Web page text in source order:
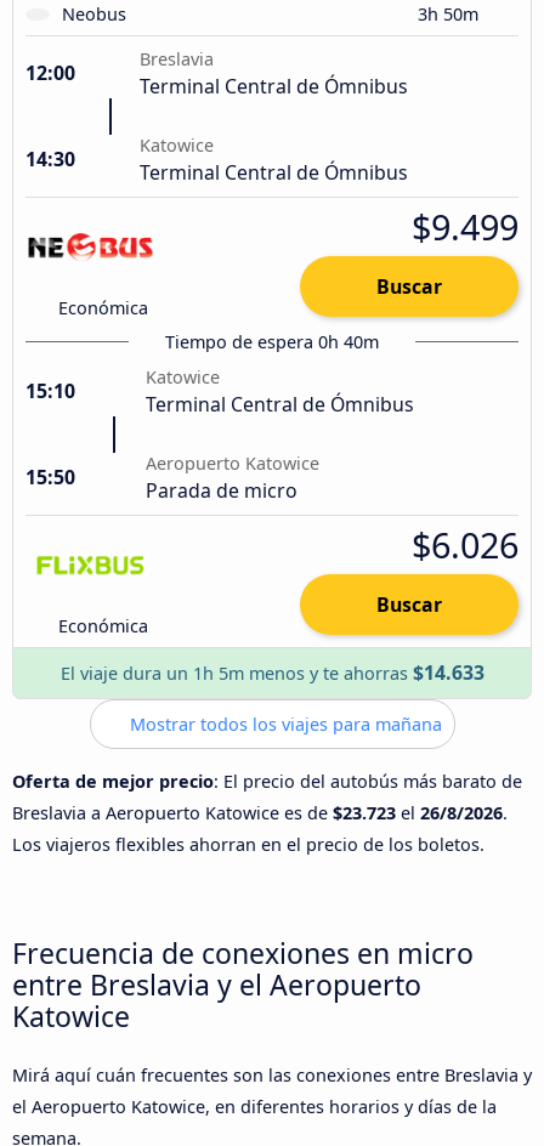
Neobus
3h 50m
12:00
Breslavia
Terminal Central de Ómnibus
14:30
Katowice
Terminal Central de Ómnibus
Económica
$9.499
Buscar
Tiempo de espera 0h 40m
15:10
Katowice
Terminal Central de Ómnibus
15:50
Aeropuerto Katowice
Parada de micro
Económica
$6.026
Buscar
El viaje dura un 1h 5m menos y te ahorras $14.633
Mostrar todos los viajes para mañana
Oferta de mejor precio: El precio del autobús más barato de
Breslavia a Aeropuerto Katowice es de $23.723 el 26/8/2026.
Los viajeros flexibles ahorran en el precio de los boletos.
Frecuencia de conexiones en micro
entre Breslavia y el Aeropuerto
Katowice
Mirá aquí cuán frecuentes son las conexiones entre Breslavia y
el Aeropuerto Katowice, en diferentes horarios y días de la
semana.